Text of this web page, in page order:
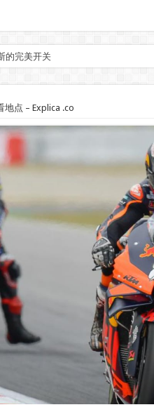
的完美开关
地点 – Explica .co